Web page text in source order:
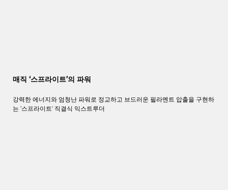
매직 ‘스프라이트’의 파워
강력한 에너지와 엄청난 파워로 정교하고 브드러운 필라멘트 압출을 구현하
는 '스프라이트' 직결식 익스트루더